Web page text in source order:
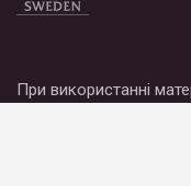
При використанні